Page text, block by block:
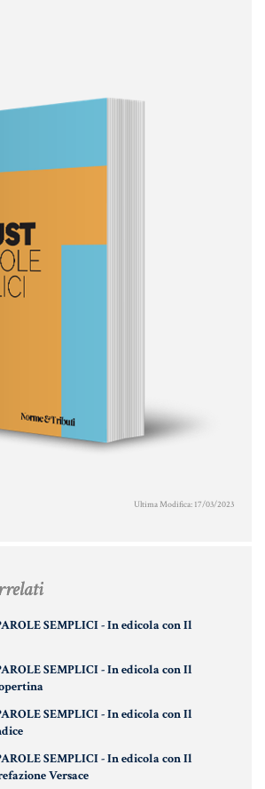
Ultima Modifica: 17/03/2023
SEMPLICI - In edicola con Il
SEMPLICI - In edicola con Il
SEMPLICI - In edicola con Il
SEMPLICI - In edicola con Il
Versace